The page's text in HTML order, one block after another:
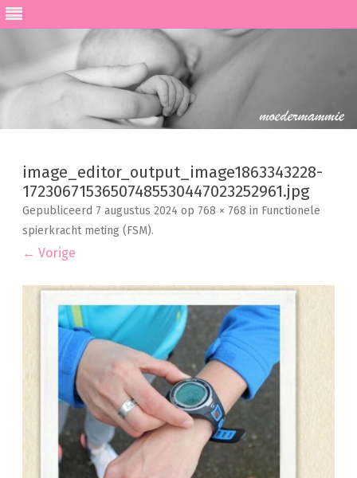
de
inhoud
image_editor_output_image1863343228-
17230671536507485530447023252961.jpg
Gepubliceerd 7 augustus 2024 op 768 × 768 in Functionele
spierkracht meting (FSM).
← Vorige